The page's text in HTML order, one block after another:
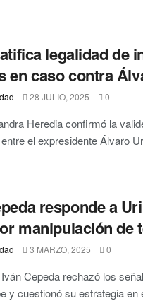
legalidad de
en caso contra
28 JULIO, 2025 0
Heredia confirmó la
el expresidente Álvaro
responde a
manipulación de
3 MARZO, 2025 0
Cepeda rechazó los
y cuestionó su estrategia en